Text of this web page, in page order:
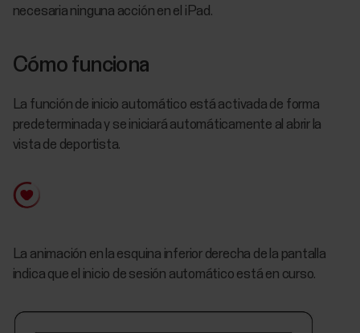
necesaria ninguna acción en el iPad.
Cómo funciona
La función de inicio automático está activada de forma
predeterminada y se iniciará automáticamente al abrir la
vista de deportista.
La animación en la esquina inferior derecha de la pantalla
indica que el inicio de sesión automático está en curso.